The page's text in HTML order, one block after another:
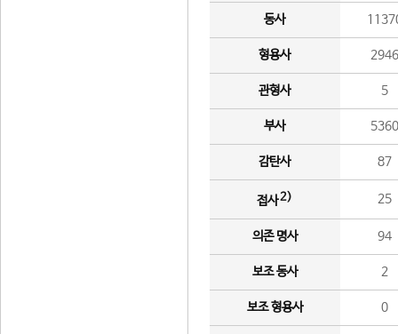
동사
형용사 2946
관형사 5
부사 5360
감탄사 87
접사2) 25
의존 명사 94
보조 동사 2
보조 형용사 0